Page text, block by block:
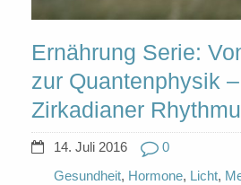
Ernährung Serie:
zur Quantenphysik
Zirkadianer
14. Juli 2016
0
Gesundheit, Hormone, Licht,